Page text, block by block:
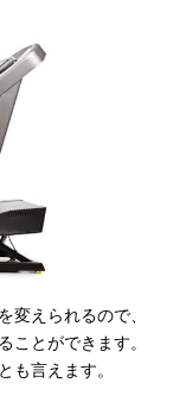
変えられるので、
ことができます。
も言えます。